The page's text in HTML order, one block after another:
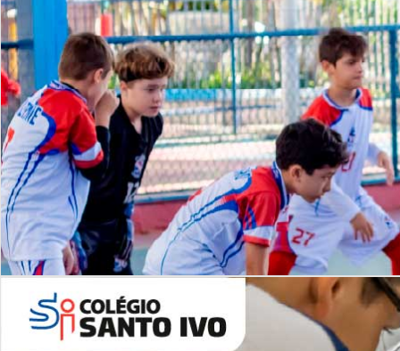
Desafios | Saiba mais
Lista de vídeos
NOSSOCANAL